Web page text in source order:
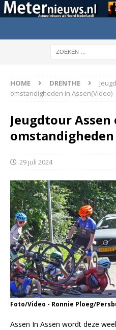
HOME DRENTHE
omstandigheden in Assen(Video)
Jeugdtour
29 juli 2024
Foto/Video - Ronnie Ploeg/
Assen In Assen wordt deze